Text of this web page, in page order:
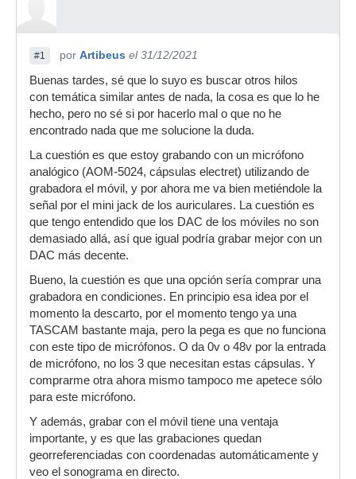
#1 por Artibeus el 31/12/2021
Buenas tardes, sé que lo suyo es buscar otros hilos
con temática similar antes de nada, la cosa es que lo he
hecho, pero no sé si por hacerlo mal o que no he
encontrado nada que me solucione la duda.
La cuestión es que estoy grabando con un micrófono
analógico (AOM-5024, cápsulas electret) utilizando de
grabadora el móvil, y por ahora me va bien metiéndole la
señal por el mini jack de los auriculares. La cuestión es
que tengo entendido que los DAC de los móviles no son
demasiado allá, así que igual podría grabar mejor con un
DAC más decente.
Bueno, la cuestión es que una opción sería comprar una
grabadora en condiciones. En principio esa idea por el
momento la descarto, por el momento tengo ya una
TASCAM bastante maja, pero la pega es que no funciona
con este tipo de micrófonos. O da 0v o 48v por la entrada
de micrófono, no los 3 que necesitan estas cápsulas. Y
comprarme otra ahora mismo tampoco me apetece sólo
para este micrófono.
Y además, grabar con el móvil tiene una ventaja
importante, y es que las grabaciones quedan
georreferenciadas con coordenadas automáticamente y
veo el sonograma en directo.